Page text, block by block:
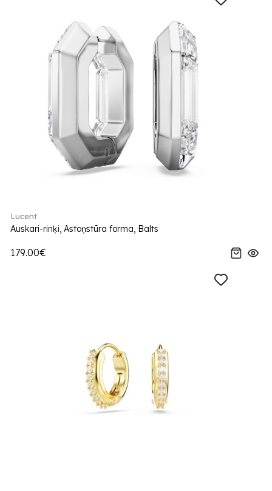
Lucent
Auskari-rinķi, Astoņstūra forma, Balts
179.00€